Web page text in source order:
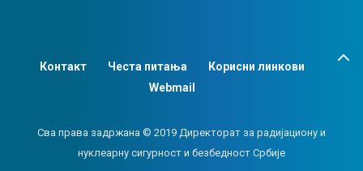
Контакт Честа питања
Корисни линкови
Webmail
Сва права задржана © 2019 Директорат за радијациону и
нуклеарну сигурност и безбедност Србије